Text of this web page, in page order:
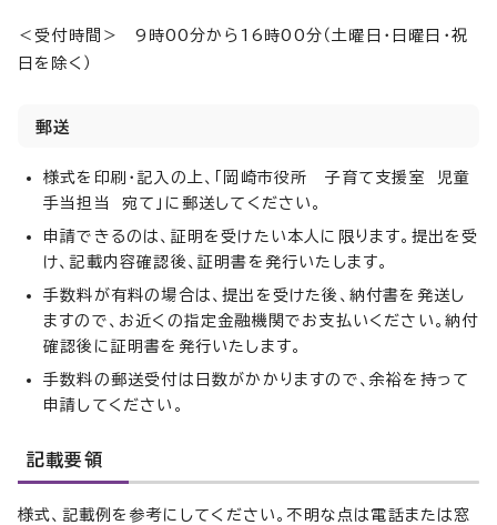
＜受付時間＞ 9時00分から16時00分（土曜日・日曜日・祝
日を除く）
郵送
様式を印刷・記入の上、「岡崎市役所 子育て支援室 児童
手当担当 宛て」に郵送してください。
申請できるのは、証明を受けたい本人に限ります。提出を受
け、記載内容確認後、証明書を発行いたします。
手数料が有料の場合は、提出を受けた後、納付書を発送し
ますので、お近くの指定金融機関でお支払いください。納付
確認後に証明書を発行いたします。
手数料の郵送受付は日数がかかりますので、余裕を持って
申請してください。
記載要領
様式、記載例を参考にしてください。不明な点は電話または窓